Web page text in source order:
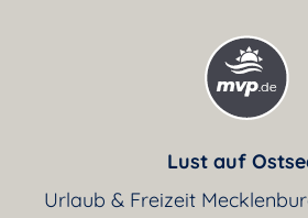
Lust auf
Urlaub & Freizeit